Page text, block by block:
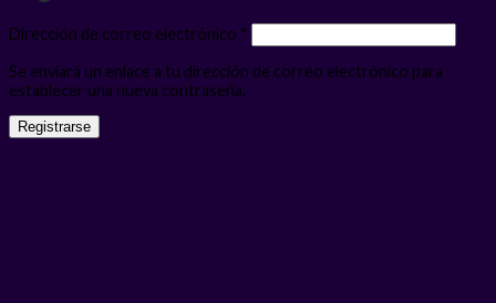
Dirección de correo electrónico *
Se enviará un enlace a tu dirección de correo electrónico para
establecer una nueva contraseña.
Registrarse